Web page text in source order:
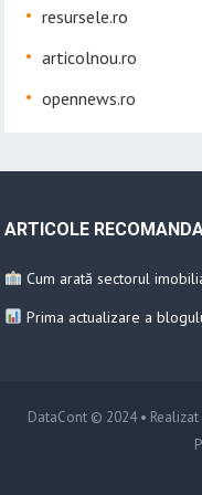
resursele.ro
articolnou.ro
opennews.ro
ARTICOLE
Cum arată sectorul
Prima actualizare a
DataCont © 2024 • Realizat